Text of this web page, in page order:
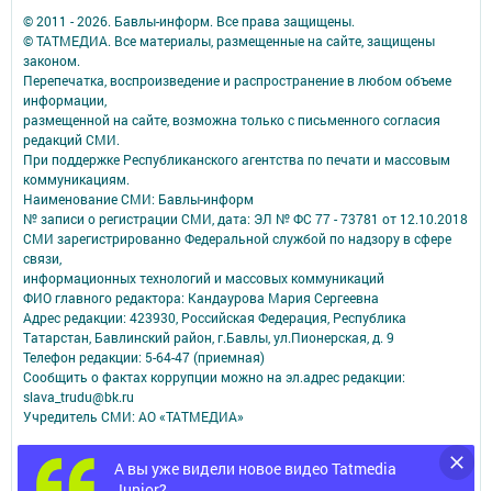
А вы уже видели новое видео Tatmedia
© 2011 - 2026. Бавлы-информ. Все права защищены.
© ТАТМЕДИА. Все материалы, размещенные на сайте, защищены
законом.
Перепечатка, воспроизведение и распространение в любом объеме
информации,
размещенной на сайте, возможна только с письменного согласия
редакций СМИ.
При поддержке Республиканского агентства по печати и массовым
коммуникациям.
Наименование СМИ: Бавлы-информ
№ записи о регистрации СМИ, дата: ЭЛ № ФС 77 - 73781 от 12.10.2018
СМИ зарегистрированно Федеральной службой по надзору в сфере
связи,
информационных технологий и массовых коммуникаций
ФИО главного редактора: Кандаурова Мария Сергеевна
Адрес редакции: 423930, Российская Федерация, Республика
Татарстан, Бавлинский район, г.Бавлы, ул.Пионерская, д. 9
Телефон редакции: 5-64-47 (приемная)
Сообщить о фактах коррупции можно на эл.адрес редакции:
slava_trudu@bk.ru
Учредитель СМИ: АО «ТАТМЕДИА»
Антикоррупционная политика
АО «ТАТМЕДИА» использует «cookie»для персонализации сервисов и